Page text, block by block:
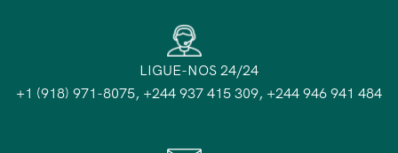
LIGUE-NOS 24/24
+1 (918) 971-8075, +244 937 415 309, +244 946 941 484